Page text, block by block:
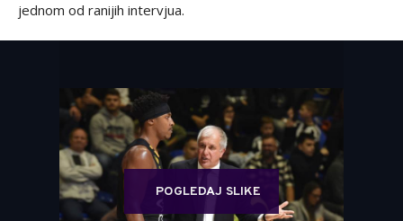
jednom od ranijih intervjua.
POGLEDAJ SLIKE